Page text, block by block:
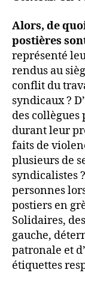
Alors, de
postières
représenté
rendus au
conflit du
syndicaux ?
des collègues
durant leur
faits de
plusieurs de
syndicalistes
personnes
postiers en
Solidaires,
gauche,
patronale et
étiquettes